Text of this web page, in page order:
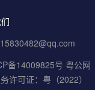
备14009825号 粤公网
许可证：粤（2022）